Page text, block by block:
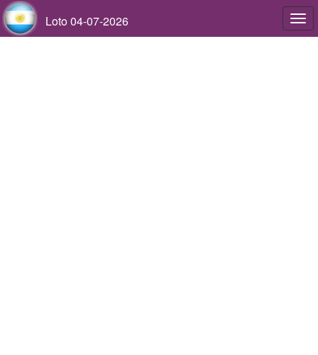
Loto 04-07-2026